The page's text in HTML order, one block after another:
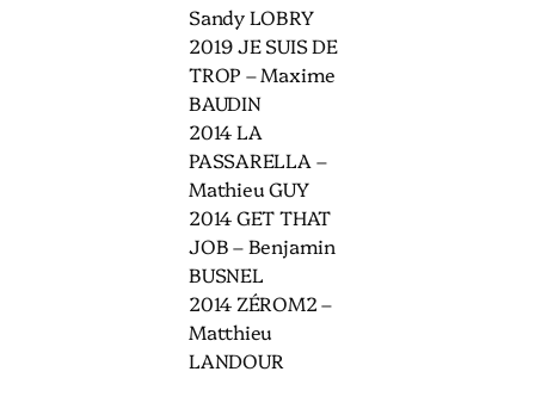
Sandy LOBRY
2019 JE SUIS DE
TROP – Maxime
BAUDIN
2014 LA
PASSARELLA –
Mathieu GUY
2014 GET THAT
JOB – Benjamin
BUSNEL
2014 ZÉROM2 –
Matthieu
LANDOUR